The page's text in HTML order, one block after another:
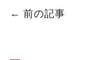
← 前の記事